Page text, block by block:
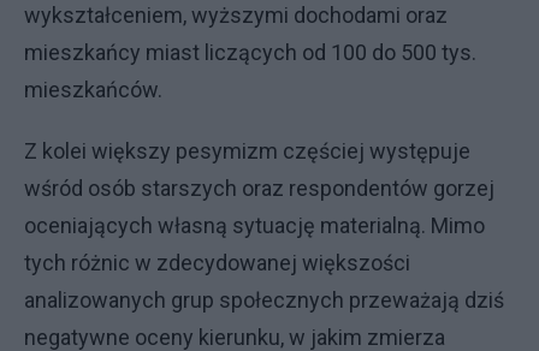
wykształceniem, wyższymi dochodami oraz
mieszkańcy miast liczących od 100 do 500 tys.
mieszkańców.
Z kolei większy pesymizm częściej występuje
wśród osób starszych oraz respondentów gorzej
oceniających własną sytuację materialną. Mimo
tych różnic w zdecydowanej większości
analizowanych grup społecznych przeważają dziś
negatywne oceny kierunku, w jakim zmierza